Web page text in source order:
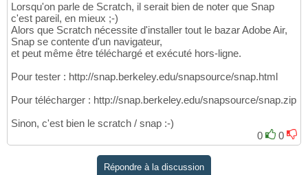
Lorsqu'on parle de Scratch, il serait bien de noter que Snap
c'est pareil, en mieux ;-)
Alors que Scratch nécessite d'installer tout le bazar Adobe Air,
Snap se contente d'un navigateur,
et peut même être téléchargé et exécuté hors-ligne.
Pour tester : http://snap.berkeley.edu/snapsource/snap.html
Pour télécharger : http://snap.berkeley.edu/snapsource/snap.zip
Sinon, c'est bien le scratch / snap :-)
0
0
Répondre à la discussion